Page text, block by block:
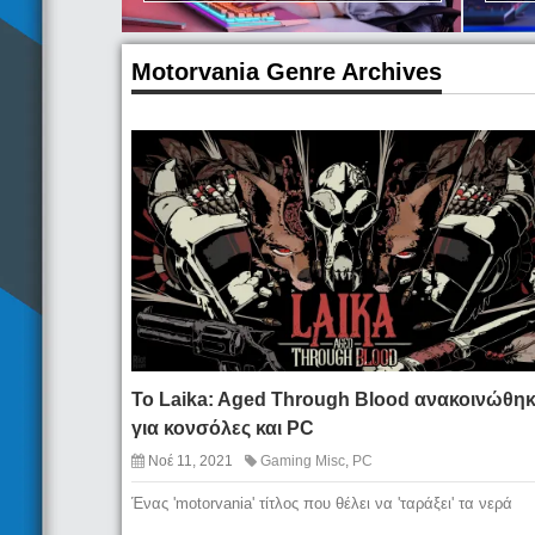
Motorvania Genre Archives
To Laika: Aged Through Blood
για κονσόλες και PC
Νοέ 11, 2021 Gaming Misc PC
Ένας 'motorvania' τίτλος που θέλει να 'ταράξει' τα νερά